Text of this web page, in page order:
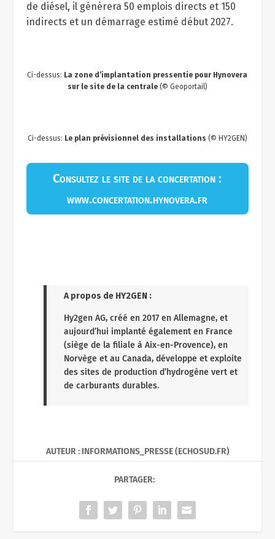
de diésel, il génèrera 50 emplois directs et 150
indirects et un démarrage estimé début 2027.
Ci-dessus: La zone d’implantation pressentie pour Hynovera
sur le site de la centrale(© Geoportail)
Ci-dessus: Le plan prévisionnel des installations (© HY2GEN)
Consultez le site de la concertation :
www.concertation.hynovera.fr
A propos de HY2GEN :
Hy2gen AG, créé en 2017 en Allemagne, et
aujourd’hui implanté également en France
(siège de la filiale à Aix-en-Provence), en
Norvège et au Canada, développe et exploite
des sites de production d’hydrogène vert et
de carburants durables.
AUTEUR : INFORMATIONS_PRESSE (ECHOSUD.FR)
PARTAGER: